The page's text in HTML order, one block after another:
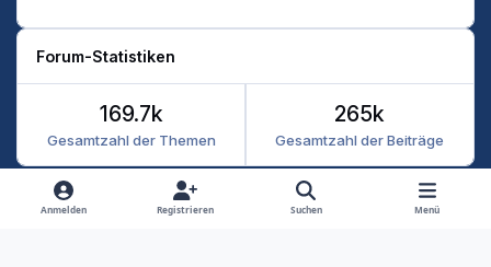
Forum-Statistiken
Gesamtzahl der Themen
169.7k
Gesamtzahl der Beiträge
265k
Heller Modus
Dunkler Modus
Systemeinstellung
Anmelden Registrieren Suchen Menü